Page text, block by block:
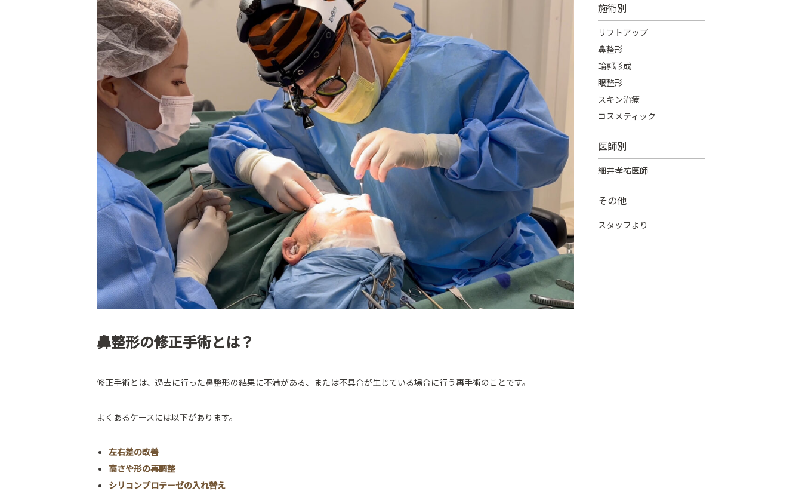
鼻整形の修正手術とは？
修正手術とは、過去に行った鼻整形の結果に不満がある、または不具合が生じている場合に行う再手術のことです。
よくあるケースには以下があります。
左右差の改善
高さや形の再調整
シリコンプロテーゼの入れ替え
施術別
リフトアップ
鼻整形
輪郭形成
眼整形
スキン治療
コスメティック
医師別
細井孝祐医師
その他
スタッフより